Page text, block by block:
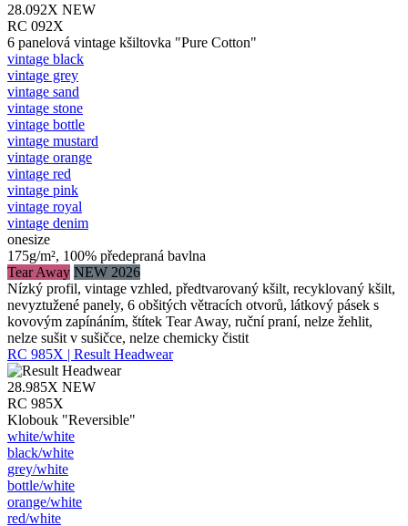
28.092X NEW
RC 092X
6 panelová vintage kšiltovka "Pure Cotton"
vintage black
vintage grey
vintage sand
vintage stone
vintage bottle
vintage mustard
vintage orange
vintage red
vintage pink
vintage royal
vintage denim
onesize
175g/m², 100% předepraná bavlna
Tear Away NEW 2026
Nízký profil, vintage vzhled, předtvarovaný kšilt, recyklovaný kšilt,
nevyztužené panely, 6 obšitých větracích otvorů, látkový pásek s
kovovým zapínáním, štítek Tear Away, ruční praní, nelze žehlit,
nelze sušit v sušičce, nelze chemicky čistit
RC 985X | Result Headwear
28.985X NEW
RC 985X
Klobouk "Reversible"
white/​white
black/​white
grey/​white
bottle/​white
orange/​white
red/​white